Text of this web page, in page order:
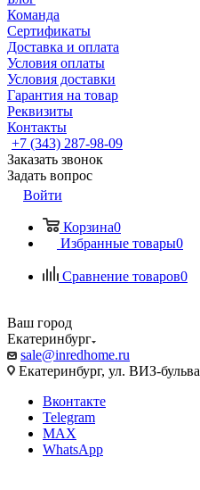
Команда
Сертификаты
Доставка и оплата
Условия оплаты
Условия доставки
Гарантия на товар
Реквизиты
Контакты
+7 (343) 287-98-09
Заказать звонок
Задать вопрос
Войти
Корзина0
Избранные товары0
Сравнение товаров0
Ваш город
Екатеринбург
sale@inredhome.ru
Екатеринбург, ул. ВИЗ-
Вконтакте
Telegram
MAX
WhatsApp